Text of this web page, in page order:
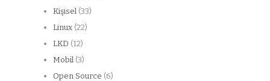
Kişisel (33)
Linux (22)
LKD (12)
Mobil (3)
Open Source (6)